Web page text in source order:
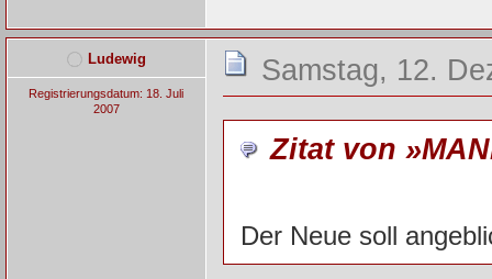
Ludewig
Registrierungsdatum: 18. Juli
2007
Samstag, 12.
Zitat von
Der Neue soll